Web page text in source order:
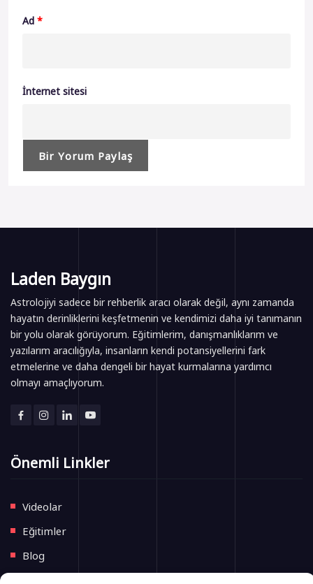
Ad *
İnternet sitesi
Laden Baygın
Astrolojiyi sadece bir rehberlik aracı olarak değil, aynı zamanda
hayatın derinliklerini keşfetmenin ve kendimizi daha iyi tanımanın
bir yolu olarak görüyorum. Eğitimlerim, danışmanlıklarım ve
yazılarım aracılığıyla, insanların kendi potansiyellerini fark
etmelerine ve daha dengeli bir hayat kurmalarına yardımcı
olmayı amaçlıyorum.
Önemli Linkler
Videolar
Eğitimler
Blog